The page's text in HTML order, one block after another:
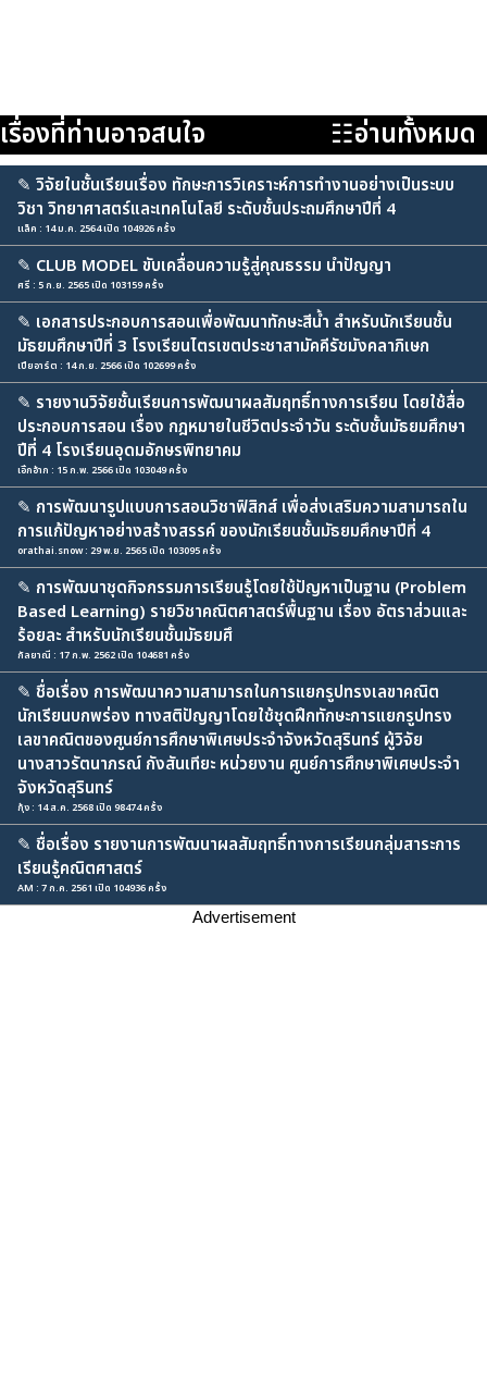
เรื่องที่ท่านอาจสนใจ ☷อ่านทั้งหมด
✎ วิจัยในชั้นเรียนเรื่อง ทักษะการวิเคราะห์การทำงานอย่างเป็นระบบ
วิชา วิทยาศาสตร์และเทคโนโลยี ระดับชั้นประถมศึกษาปีที่ 4
แล็ค : 14 ม.ค. 2564 เปิด 104926 ครั้ง
✎ CLUB MODEL ขับเคลื่อนความรู้สู่คุณธรรม นำปัญญา
ศรี : 5 ก.ย. 2565 เปิด 103159 ครั้ง
✎ เอกสารประกอบการสอนเพื่อพัฒนาทักษะสีน้ำ สำหรับนักเรียนชั้น
มัธยมศึกษาปีที่ 3 โรงเรียนไตรเขตประชาสามัคคีรัชมังคลาภิเษก
เปียอาร์ต : 14 ก.ย. 2566 เปิด 102699 ครั้ง
✎ รายงานวิจัยชั้นเรียนการพัฒนาผลสัมฤทธิ์ทางการเรียน โดยใช้สื่อ
ประกอบการสอน เรื่อง กฎหมายในชีวิตประจำวัน ระดับชั้นมัธยมศึกษา
ปีที่ 4 โรงเรียนอุดมอักษรพิทยาคม
เอิ้กอ้าก : 15 ก.พ. 2566 เปิด 103049 ครั้ง
✎ การพัฒนารูปแบบการสอนวิชาฟิสิกส์ เพื่อส่งเสริมความสามารถใน
การแก้ปัญหาอย่างสร้างสรรค์ ของนักเรียนชั้นมัธยมศึกษาปีที่ 4
orathai.snow : 29 พ.ย. 2565 เปิด 103095 ครั้ง
✎ การพัฒนาชุดกิจกรรมการเรียนรู้โดยใช้ปัญหาเป็นฐาน (Problem
Based Learning) รายวิชาคณิตศาสตร์พื้นฐาน เรื่อง อัตราส่วนและ
ร้อยละ สำหรับนักเรียนชั้นมัธยมศึ
กัลยาณี : 17 ก.พ. 2562 เปิด 104681 ครั้ง
✎ ชื่อเรื่อง การพัฒนาความสามารถในการแยกรูปทรงเลขาคณิต
นักเรียนบกพร่อง ทางสติปัญญาโดยใช้ชุดฝึกทักษะการแยกรูปทรง
เลขาคณิตของศูนย์การศึกษาพิเศษประจำจังหวัดสุรินทร์ ผู้วิจัย
นางสาวรัตนาภรณ์ กังสันเทียะ หน่วยงาน ศูนย์การศึกษาพิเศษประจำ
จังหวัดสุรินทร์
กุ้ง : 14 ส.ค. 2568 เปิด 98474 ครั้ง
✎ ชื่อเรื่อง รายงานการพัฒนาผลสัมฤทธิ์ทางการเรียนกลุ่มสาระการ
เรียนรู้คณิตศาสตร์
AM : 7 ก.ค. 2561 เปิด 104936 ครั้ง
Advertisement